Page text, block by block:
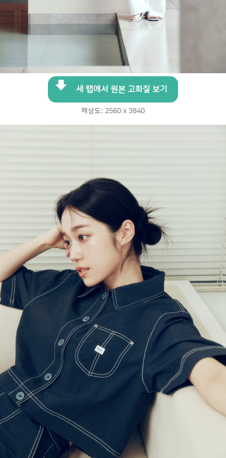
새 탭에서 원본 고화질 보기
해상도: 2560 x 3840